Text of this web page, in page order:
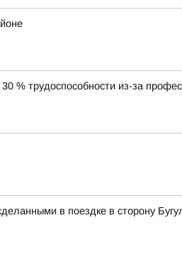
% трудоспособности из-за
в поездке в сторону